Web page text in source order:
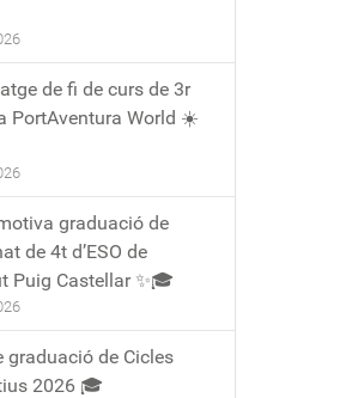
de fi de curs de 3r
a PortAventura World ☀️
graduació de
de 4t d’ESO de
Puig Castellar ✨🎓
graduació de Cicles
2026 🎓